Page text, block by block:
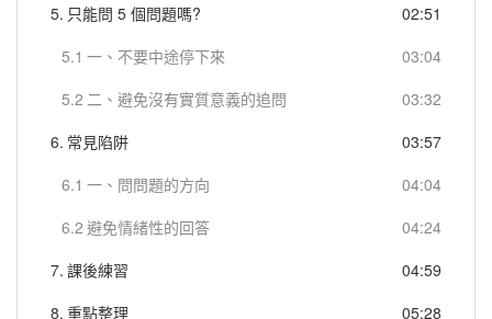
02:51
5. 只能問 5 個問題嗎?
03:04
5.1 一、不要中途停下來
03:32
5.2 二、避免沒有實質意義的追問
03:57
6. 常見陷阱
04:04
6.1 一、問問題的方向
04:24
6.2 避免情緒性的回答
04:59
7. 課後練習
05:28
8. 重點整理